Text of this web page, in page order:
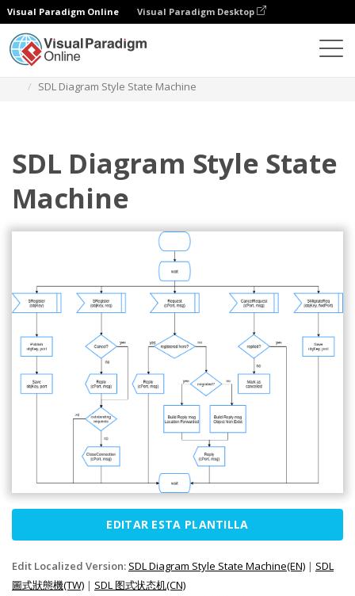
Visual Paradigm Online Visual Paradigm Desktop
SDL Diagram Style State Machine
SDL Diagram Style State
Machine
EDITAR ESTA PLANTILLA
Edit Localized Version: SDL Diagram Style State Machine(EN) | SDL
圖式狀態機(TW) | SDL 图式状态机(CN)